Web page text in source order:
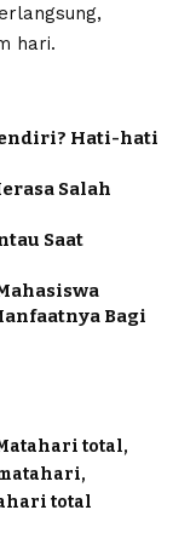
hari.
Hati-hati
Salah
Saat
Bagi
total
total